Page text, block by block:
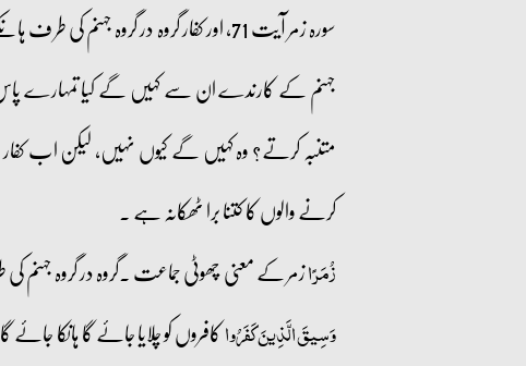
سورہ زمر آیت 71، اور کفار گروہ در
جہنم کے کارندے ان سے کہیں گے کیا تمہارے
متنبہ کرتے؟ وہ کہیں گے کیوں نہیں، لیکن اب
کرنے والوں کا کتنا برا ٹھکانہ ہے ۔
زُمَرًازمر کے معنی چھوٹی جماعت ۔گروہ در گروہ جہنم
وَسِيقَ الَّذِينَ كَفَرُواکافروں کو چلایا جائے گا ہانکا جائے